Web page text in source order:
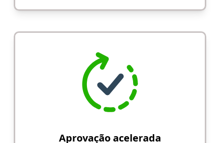
Aprovação acelerada